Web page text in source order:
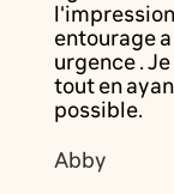
entourage
urgence .
tout en
possible.
Abby